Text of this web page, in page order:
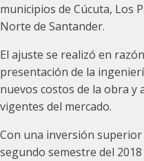
municipios de Cúcuta, Los
Norte de Santander.
El ajuste se realizó en
presentación de la
nuevos costos de la obra y
vigentes del mercado.
Con una inversión
segundo semestre del